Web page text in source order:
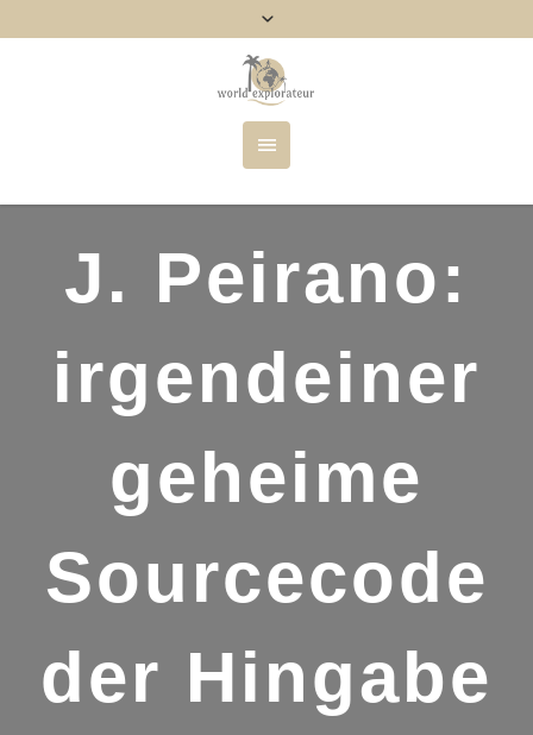
J. Peirano:
irgendeiner
geheime
Sourcecode
der Hingabe